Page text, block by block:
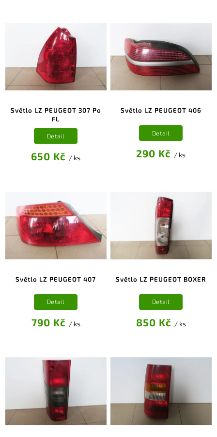
Světlo LZ PEUGEOT 307 Po
FL
650 Kč / ks
Detail
Světlo LZ PEUGEOT 406
290 Kč / ks
Detail
Světlo LZ PEUGEOT 407
790 Kč / ks
Detail
Světlo LZ PEUGEOT BOXER
850 Kč / ks
Detail